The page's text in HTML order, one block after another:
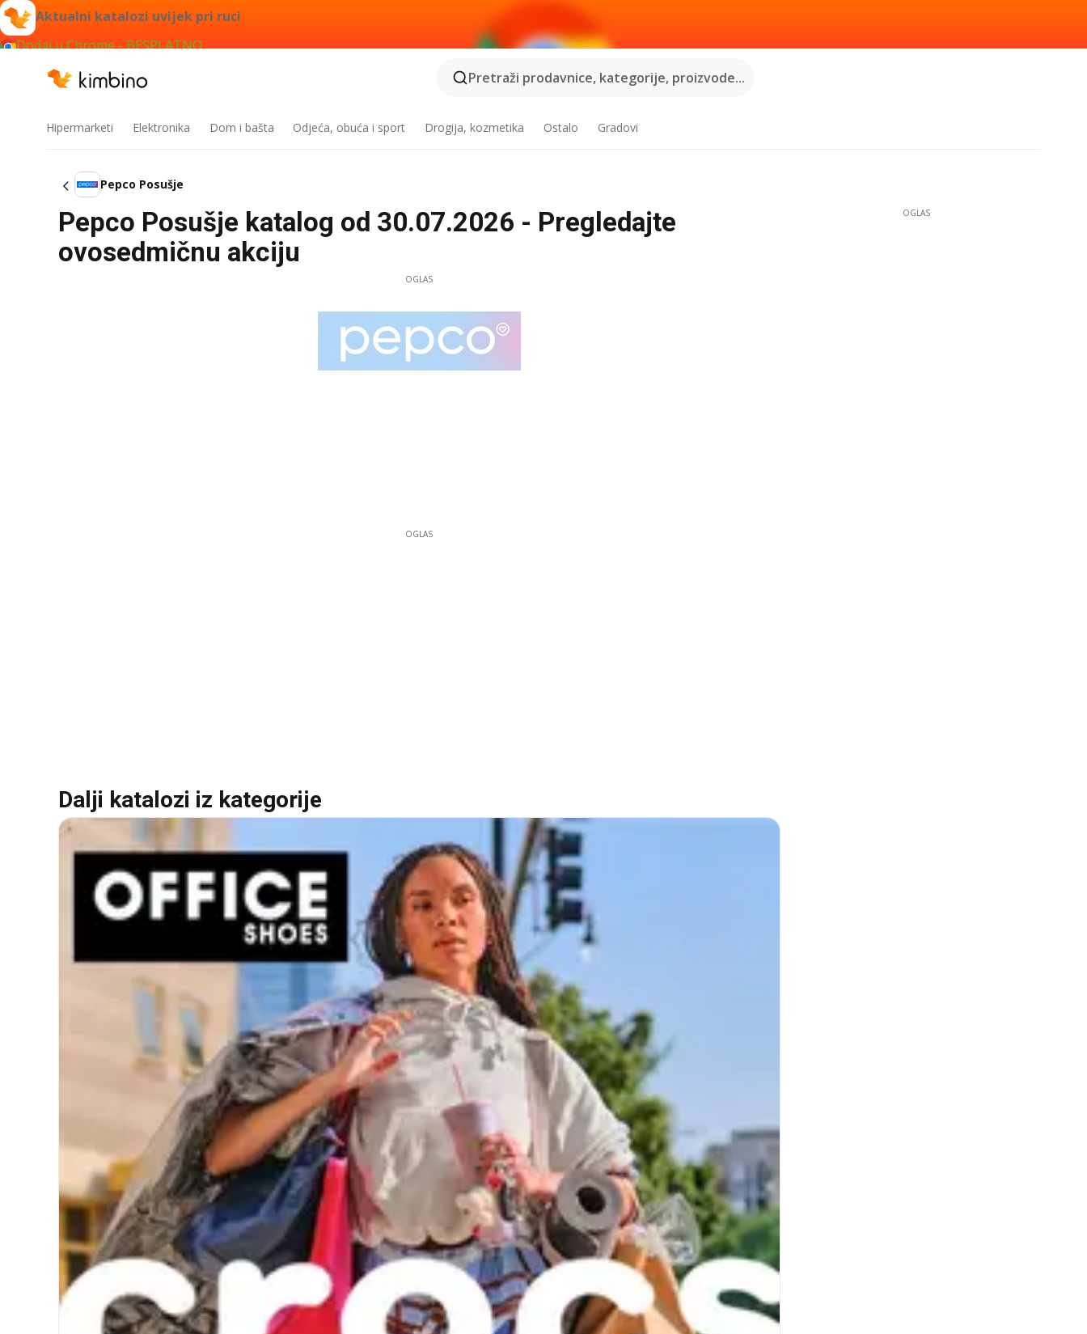
Aktualni katalozi uvijek pri ruci
Dodaj u Chrome - BESPLATNO
Pretraži prodavnice, kategorije, proizvode...
Hipermarketi Elektronika Dom i bašta Odjeća, obuća i sport Drogija, kozmetika Ostalo Gradovi
Pepco Posušje
Pepco Posušje katalog od 30.07.2026 - Pregledajte
ovosedmičnu akciju
OGLAS
OGLAS
Dalji katalozi iz kategorije
OGLAS